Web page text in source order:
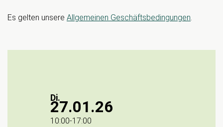
Es gelten unsere Allgemeinen Geschäftsbedingungen.
Di.
27.01.26
10:00-17:00